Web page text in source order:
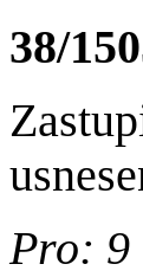
38/
Pro: 9